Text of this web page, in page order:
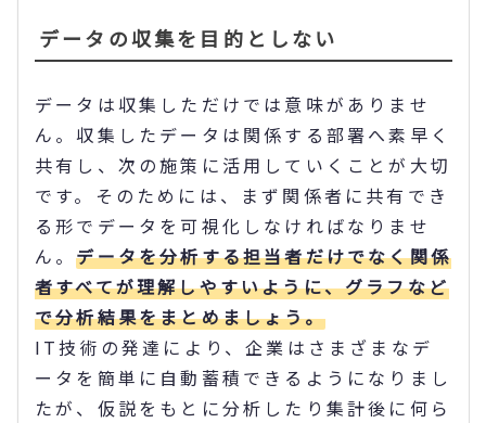
データの収集を目的としない
データは収集しただけでは意味がありませ
ん。収集したデータは関係する部署へ素早く
共有し、次の施策に活用していくことが大切
です。そのためには、まず関係者に共有でき
る形でデータを可視化しなければなりませ
ん。データを分析する担当者だけでなく関係
者すべてが理解しやすいように、グラフなど
で分析結果をまとめましょう。
IT技術の発達により、企業はさまざまなデ
ータを簡単に自動蓄積できるようになりまし
たが、仮説をもとに分析したり集計後に何ら